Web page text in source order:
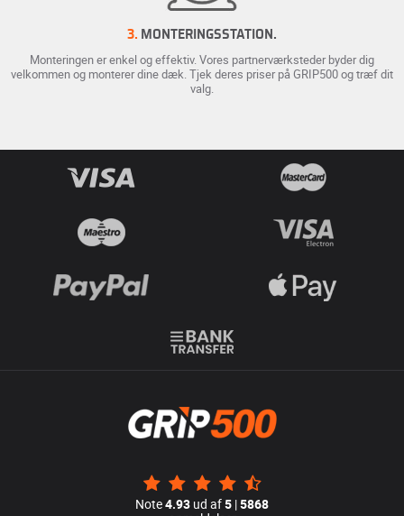
3. MONTERINGSSTATION.
Monteringen er enkel og effektiv. Vores partnerværksteder byder dig
velkommen og monterer dine dæk. Tjek deres priser på GRIP500 og træf dit
valg.
Note4.93 ud af5 |5868